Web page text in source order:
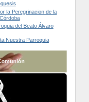
la Peregrinacion de la
del Beato Álvaro
Nuestra Parroquia